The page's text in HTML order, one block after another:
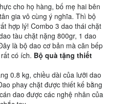
cho họ hàng, bố mẹ hai bên
gia vô cùng ý nghĩa. Thì bộ
hợp lý! Combo 3 dao thái chặt
tàu chặt nặng 800gr, 1 dao
là bộ dao cơ bản mà căn bếp
có ích. Bộ quà tặng thiết
0.8 kg, chiều dài của lưỡi dao
phay chặt được thiết kế bằng
dao được các nghệ nhân của